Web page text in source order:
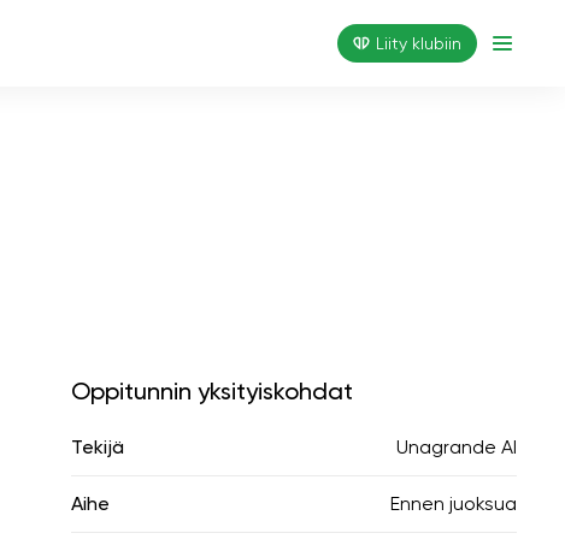
Liity klubiin
Oppitunnin yksityiskohdat
Tekijä Unagrande AI
Aihe Ennen juoksua